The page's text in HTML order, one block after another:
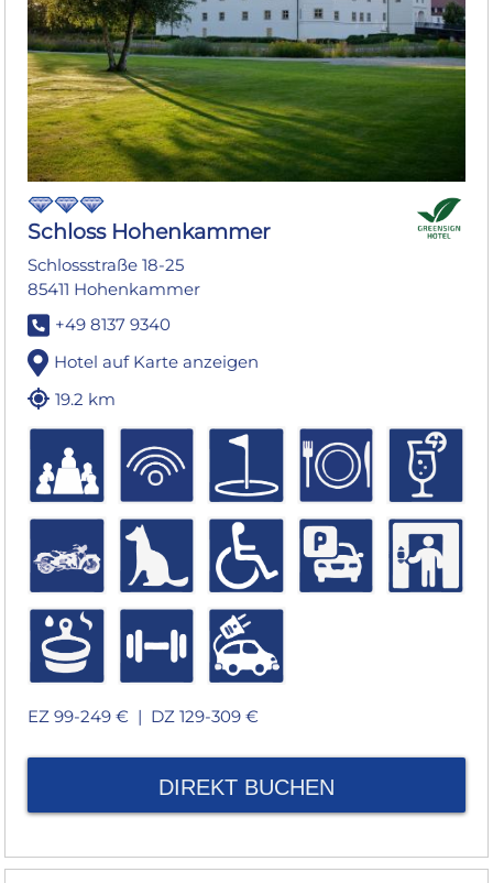
Schloss Hohenkammer
Schlossstraße 18-25
85411 Hohenkammer
+49 8137 9340
Hotel auf Karte anzeigen
19.2 km
EZ 99-249 € | DZ 129-309 €
DIREKT BUCHEN